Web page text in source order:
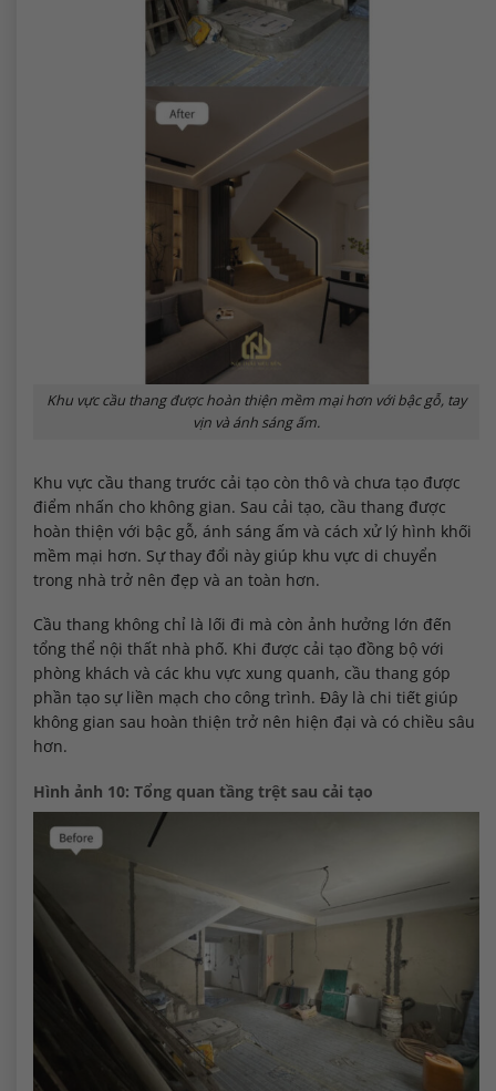
Khu vực cầu thang được hoàn thiện mềm mại hơn với bậc gỗ, tay
vịn và ánh sáng ấm.
Khu vực cầu thang trước cải tạo còn thô và chưa tạo được
điểm nhấn cho không gian. Sau cải tạo, cầu thang được
hoàn thiện với bậc gỗ, ánh sáng ấm và cách xử lý hình khối
mềm mại hơn. Sự thay đổi này giúp khu vực di chuyển
trong nhà trở nên đẹp và an toàn hơn.
Cầu thang không chỉ là lối đi mà còn ảnh hưởng lớn đến
tổng thể nội thất nhà phố. Khi được cải tạo đồng bộ với
phòng khách và các khu vực xung quanh, cầu thang góp
phần tạo sự liền mạch cho công trình. Đây là chi tiết giúp
không gian sau hoàn thiện trở nên hiện đại và có chiều sâu
hơn.
Hình ảnh 10: Tổng quan tầng trệt sau cải tạo